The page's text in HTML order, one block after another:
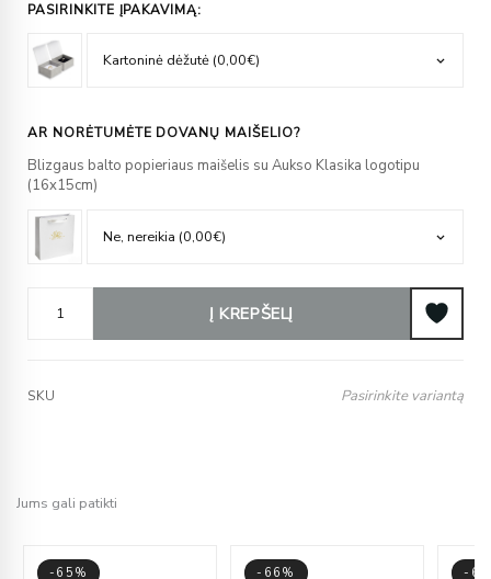
PASIRINKITE ĮPAKAVIMĄ:
AR NORĖTUMĖTE DOVANŲ MAIŠELIO?
Blizgaus balto popieriaus maišelis su Aukso Klasika logotipu
(16x15cm)
Į KREPŠELĮ
SKU Pasirinkite variantą
Jums gali patikti
-65% -66% -